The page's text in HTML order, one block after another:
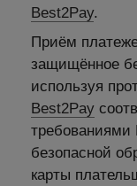
Best2Pay.
Приём
защищённое
используя
Best2Pay
требованиями
безопасной
карты